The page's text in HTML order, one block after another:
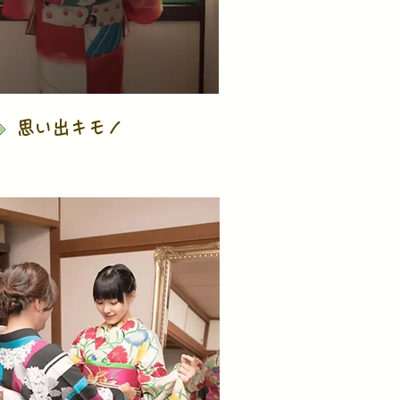
思い出キモノ